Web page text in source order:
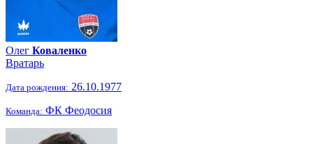
Олег Коваленко
Вратарь
Дата рождения: 26.10.1977
Команда: ФК Феодосия